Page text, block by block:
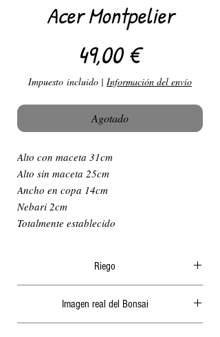
Acer Montpelier
49,00 €Precio
Impuesto incluido | Información del envío
Agotado
Alto con maceta 31cm
Alto sin maceta 25cm
Ancho en copa 14cm
Nebari 2cm
Totalmente establecido
Riego
abundante, generalmente por la mañana o a
ultima hora de la tarde, nunca cuando le de el
Imagen real del Bonsai